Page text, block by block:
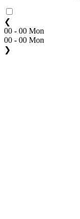
❮
00 - 00 Mon
00 - 00 Mon
❯